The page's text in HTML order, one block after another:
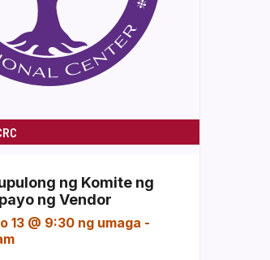
ng Komite ng
ng Vendor
13 @ 9:30 ng umaga -